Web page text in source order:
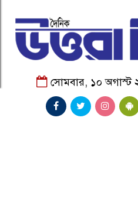
সোমবার, ১০ অগাস্ট